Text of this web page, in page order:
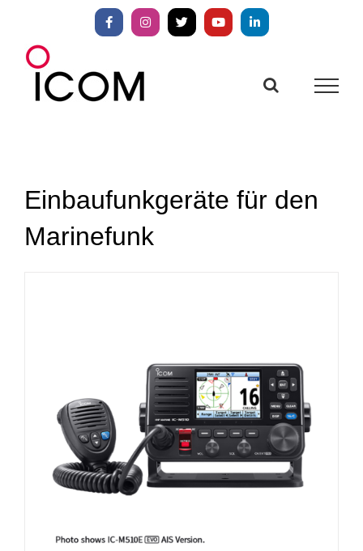
springen
FacebookInstagram
X YouTubeLinkedIn
Einbaufunkgeräte für den
Marinefunk